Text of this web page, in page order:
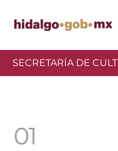
SECRETARÍA DE
01